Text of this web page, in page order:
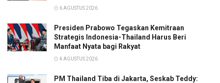
6 AGUSTUS 2026
Presiden Prabowo Tegaskan Kemitraan
Strategis Indonesia-Thailand Harus Beri
Manfaat Nyata bagi Rakyat
4 AGUSTUS 2026
PM Thailand Tiba di Jakarta, Seskab Teddy: